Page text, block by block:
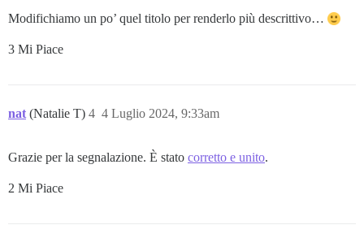
Modifichiamo un po’ quel titolo per renderlo più descrittivo…
3 Mi Piace
nat (Natalie T) 4 Luglio 2024, 9:33am
4
Grazie per la segnalazione. È stato corretto e unito.
2 Mi Piace